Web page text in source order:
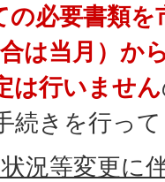
の必要書類
合は当月）か
は行いません
続きを行っ
状況等変更に